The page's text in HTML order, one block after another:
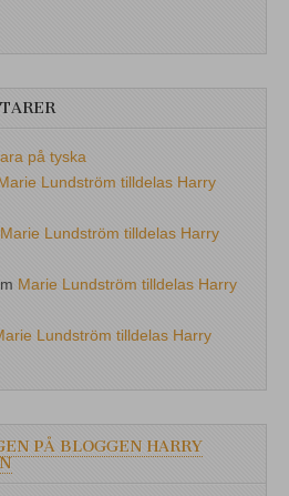
på tyska
Lundström tilldelas Harry
Marie Lundström tilldelas Harry
Marie Lundström tilldelas Harry
Lundström tilldelas Harry
PÅ BLOGGEN HARRY